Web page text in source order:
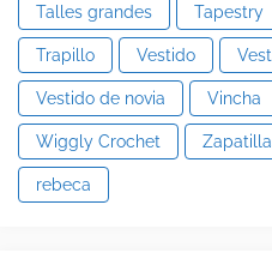
Talles grandes Tapestry
Trapillo Vestido
Vestido de novia Vincha
Wiggly Crochet
rebeca